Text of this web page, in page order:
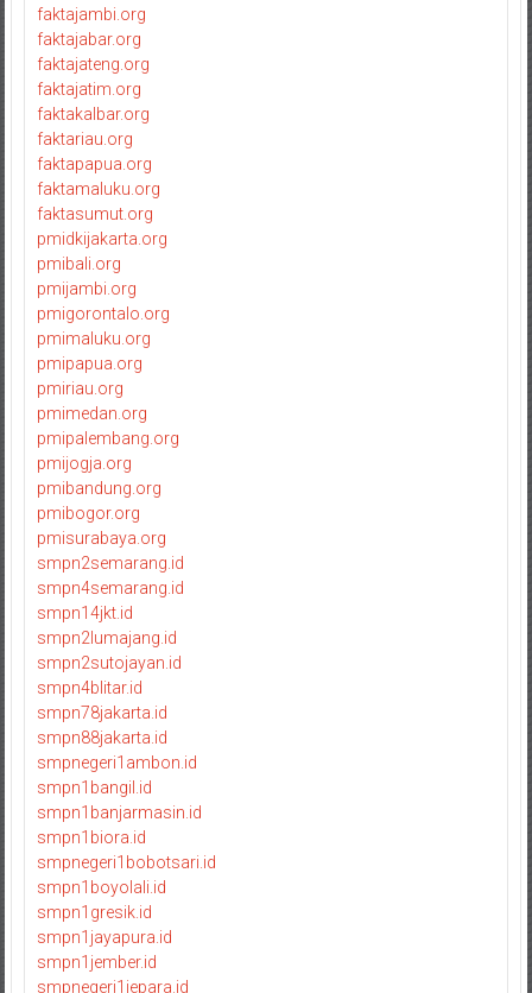
faktajambi.org
faktajabar.org
faktajateng.org
faktajatim.org
faktakalbar.org
faktariau.org
faktapapua.org
faktamaluku.org
faktasumut.org
pmidkijakarta.org
pmibali.org
pmijambi.org
pmigorontalo.org
pmimaluku.org
pmipapua.org
pmiriau.org
pmimedan.org
pmipalembang.org
pmijogja.org
pmibandung.org
pmibogor.org
pmisurabaya.org
smpn2semarang.id
smpn4semarang.id
smpn14jkt.id
smpn2lumajang.id
smpn2sutojayan.id
smpn4blitar.id
smpn78jakarta.id
smpn88jakarta.id
smpnegeri1ambon.id
smpn1bangil.id
smpn1banjarmasin.id
smpn1biora.id
smpnegeri1bobotsari.id
smpn1boyolali.id
smpn1gresik.id
smpn1jayapura.id
smpn1jember.id
smpnegeri1jepara.id